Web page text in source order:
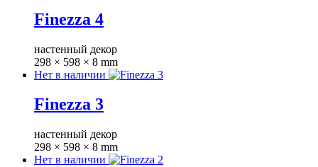
Finezza 4
настенный декор
298 × 598 × 8 mm
Нет в наличии
Finezza 3
настенный декор
298 × 598 × 8 mm
Нет в наличии